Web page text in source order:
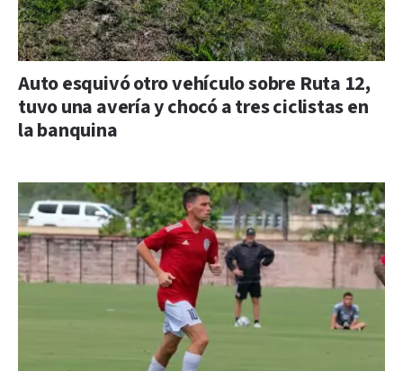
Auto esquivó otro vehículo sobre Ruta 12,
tuvo una avería y chocó a tres ciclistas en
la banquina